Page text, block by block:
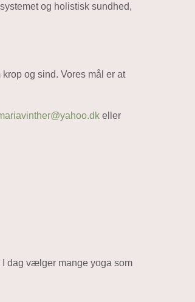
og holistisk sundhed,
og sind. Vores mål er at
eller
dag vælger mange yoga som